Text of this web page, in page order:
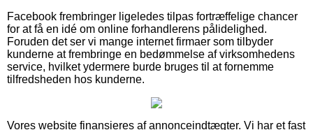
Facebook frembringer ligeledes tilpas fortræffelige chancer
for at få en idé om online forhandlerens pålidelighed.
Foruden det ser vi mange internet firmaer som tilbyder
kunderne at frembringe en bedømmelse af virksomhedens
service, hvilket ydermere burde bruges til at fornemme
tilfredsheden hos kunderne.
Vores website finansieres af annonceindtægter. Vi har et fast